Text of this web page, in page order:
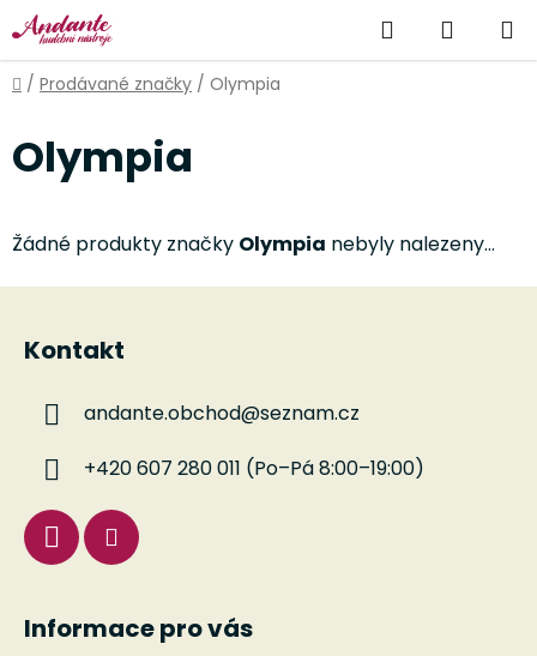
Přejít
na
obsah
Hledat
KOŠÍK
Domů
/ Prodávané značky / Olympia
Olympia
Žádné produkty značky Olympia nebyly nalezeny...
Kontakt
andante.obchod@seznam.cz
+420 607 280 011 (Po–Pá 8:00–19:00)
Informace pro vás